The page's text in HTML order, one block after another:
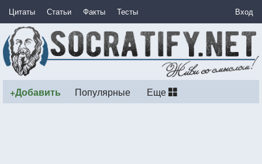
Цитаты Статьи Факты Тесты Вход
+Добавить Популярные Еще